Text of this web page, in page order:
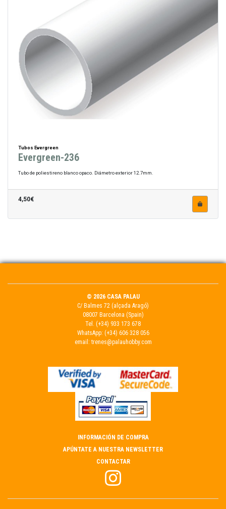
Tubos Evergreen
Evergreen-236
Tubo de poliestireno blanco opaco. Diámetro exterior 12.7mm.
4,50€
© 2026 CASA PALAU
C/ Balmes 72 (alçada Aragó)
08007 Barcelona (Spain)
Tel. (+34) 933 173 678
WhatsApp: (+34) 606 328 056
email: trenes@palauhobby.com
INFORMACIÓN DE COMPRA
APÚNTATE A NUESTRA NEWSLETTER
CONTACTAR